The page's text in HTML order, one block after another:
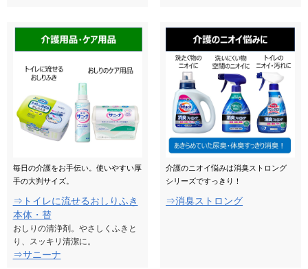
毎日の介護をお手伝い。使いやすい厚
手の大判サイズ。
⇒トイレに流せるおしりふき
本体・替
おしりの清浄剤。やさしくふきと
り、スッキリ清潔に。
⇒サニーナ
介護のニオイ悩みは消臭ストロング
シリーズですっきり！
⇒消臭ストロング